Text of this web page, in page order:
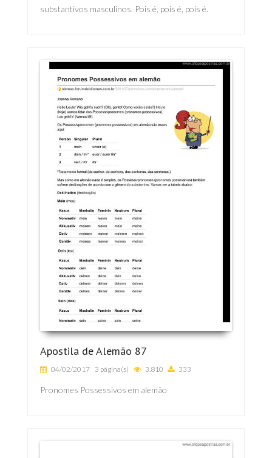
substantivos masculinos. Pois é, pois é, pois é.
Apostila de Alemão 87
04/02/2017 3 página(s) 3.810 333
Pronomes Possessivos em alemão